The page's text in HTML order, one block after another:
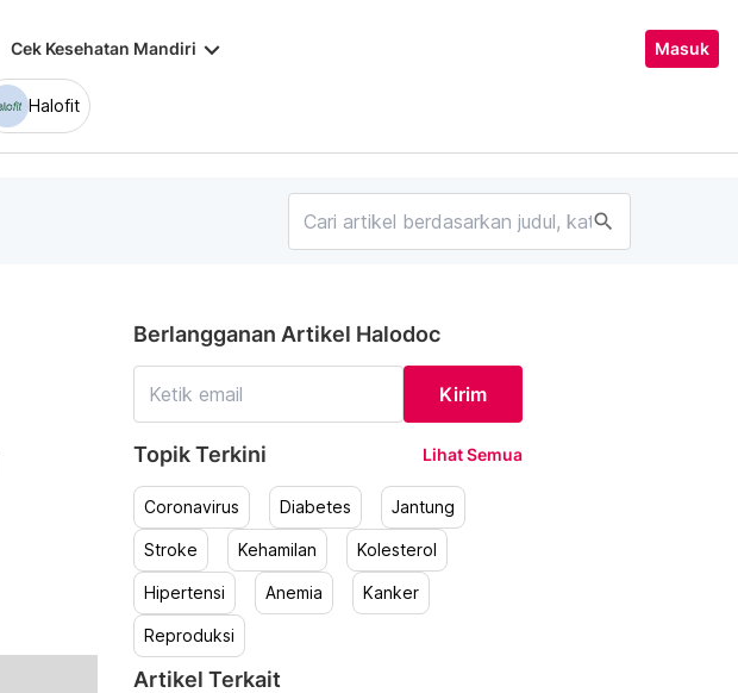
Cek Kesehatan Mandiri keyboard_arrow_down Masuk
Halofit
search
Berlangganan Artikel Halodoc
Kirim
Topik Terkini Lihat Semua
Coronavirus Diabetes Jantung
Stroke Kehamilan Kolesterol
Hipertensi Anemia Kanker
Reproduksi
Artikel Terkait